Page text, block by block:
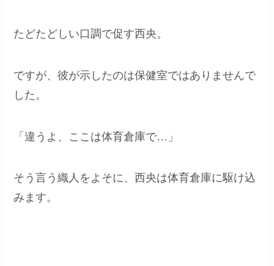
たどたどしい口調で促す西央。
ですが、彼が示したのは保健室ではありませんで
した。
「違うよ、ここは体育倉庫で…」
そう言う織人をよそに、西央は体育倉庫に駆け込
みます。